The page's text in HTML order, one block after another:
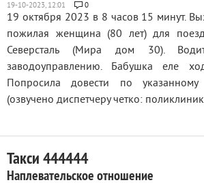
0
19 октября 2023 в 8 часов 15 минут.
пожилая женщина (80 лет) для
Северсталь (Мира дом 30).
заводоуправлению. Бабушка еле
Попросила довести по
(озвучено диспетчеру четко:
Такси 444444
Наплевательское отношение